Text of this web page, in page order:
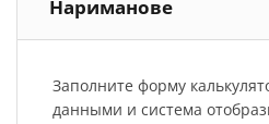
Нариманове
Заполните форму
данными и система